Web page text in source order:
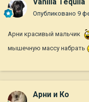
Vanilla Tequila
Опубликовано 9
Арни красивый мальчик
мышечную массу набрать
Арни и Ко